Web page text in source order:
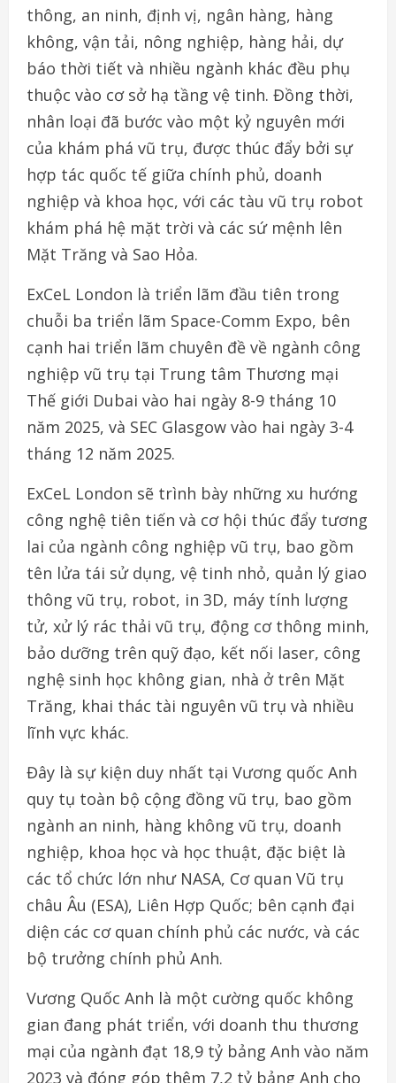
thông, an ninh, định vị, ngân hàng, hàng
không, vận tải, nông nghiệp, hàng hải, dự
báo thời tiết và nhiều ngành khác đều phụ
thuộc vào cơ sở hạ tầng vệ tinh. Đồng thời,
nhân loại đã bước vào một kỷ nguyên mới
của khám phá vũ trụ, được thúc đẩy bởi sự
hợp tác quốc tế giữa chính phủ, doanh
nghiệp và khoa học, với các tàu vũ trụ robot
khám phá hệ mặt trời và các sứ mệnh lên
Mặt Trăng và Sao Hỏa.
ExCeL London là triển lãm đầu tiên trong
chuỗi ba triển lãm Space-Comm Expo, bên
cạnh hai triển lãm chuyên đề về ngành công
nghiệp vũ trụ tại Trung tâm Thương mại
Thế giới Dubai vào hai ngày 8-9 tháng 10
năm 2025, và SEC Glasgow vào hai ngày 3-4
tháng 12 năm 2025.
ExCeL London sẽ trình bày những xu hướng
công nghệ tiên tiến và cơ hội thúc đẩy tương
lai của ngành công nghiệp vũ trụ, bao gồm
tên lửa tái sử dụng, vệ tinh nhỏ, quản lý giao
thông vũ trụ, robot, in 3D, máy tính lượng
tử, xử lý rác thải vũ trụ, động cơ thông minh,
bảo dưỡng trên quỹ đạo, kết nối laser, công
nghệ sinh học không gian, nhà ở trên Mặt
Trăng, khai thác tài nguyên vũ trụ và nhiều
lĩnh vực khác.
Đây là sự kiện duy nhất tại Vương quốc Anh
quy tụ toàn bộ cộng đồng vũ trụ, bao gồm
ngành an ninh, hàng không vũ trụ, doanh
nghiệp, khoa học và học thuật, đặc biệt là
các tổ chức lớn như NASA, Cơ quan Vũ trụ
châu Âu (ESA), Liên Hợp Quốc; bên cạnh đại
diện các cơ quan chính phủ các nước, và các
bộ trưởng chính phủ Anh.
Vương Quốc Anh là một cường quốc không
gian đang phát triển, với doanh thu thương
mại của ngành đạt 18,9 tỷ bảng Anh vào năm
2023 và đóng góp thêm 7,2 tỷ bảng Anh cho